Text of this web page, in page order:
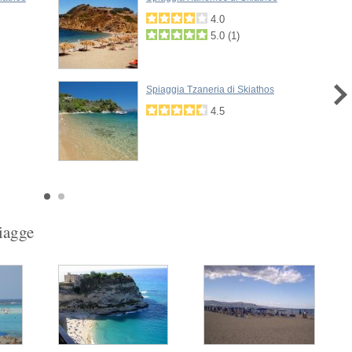
4.0
5.0 (1)
Spiaggia Tzaneria di Skiathos
4.5